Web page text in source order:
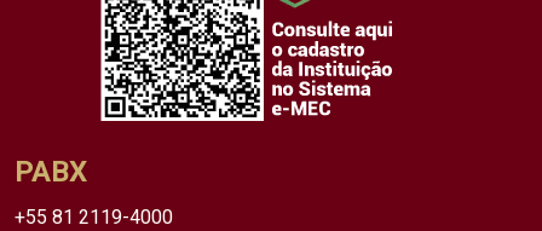
PABX
+55 81 2119-4000